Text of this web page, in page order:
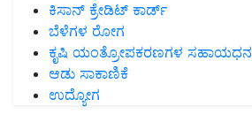
ಕಿಸಾನ್ ಕ್ರೇಡಿಟ್ ಕಾರ್ಡ್
ಬೆಳೆಗಳ ರೋಗ
ಕೃಷಿ ಯಂತ್ರೋಪಕರಣಗಳ ಸಹಾಯಧನ
ಆಡು ಸಾಕಾಣಿಕೆ
ಉದ್ಯೋಗ